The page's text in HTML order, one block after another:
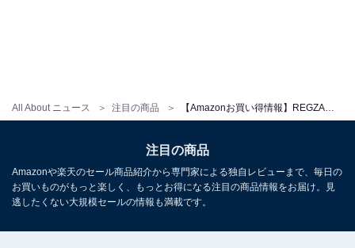
All About ニュース 注目の商品
REGZA レグザ テレビ 65Z570L (65インチ / 4K テレビ/倍
/ スマートテレビ / 2022年モデル)
Amazonで見る
注目の商品
Amazonや楽天のセール商品紹介から専門家による独自レビューまで、毎日の
お買いものがもっと楽しく、もっとお得になる注目の商品情報をお届け。見
逃したくない大規模セールの情報も満載です。